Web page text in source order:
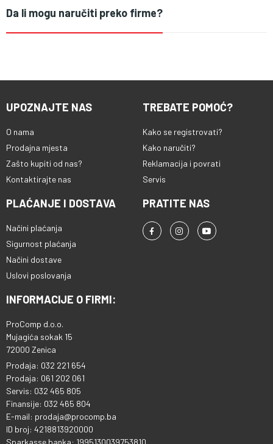
Da li mogu naručiti preko firme?
UPOZNAJTE NAS
O nama
Prodajna mjesta
Zašto kupiti od nas?
Kontaktirajte nas
TREBATE POMOĆ?
Kako se registrovati?
Kako naručiti?
Reklamacija i povrati
Servis
PLAĆANJE I DOSTAVA
Načini plaćanja
Sigurnost plaćanja
Načini dostave
Uslovi poslovanja
PRATITE NAS
INFORMACIJE O FIRMI:
ProComp d.o.o.
Mujagića sokak 15
72000 Zenica
Prodaja: 032 221 654
Prodaja: 061 202 061
Servis: 032 465 805
Finansije: 032 465 804
E-mail: prodaja@procomp.ba
ID broj: 4218813920000